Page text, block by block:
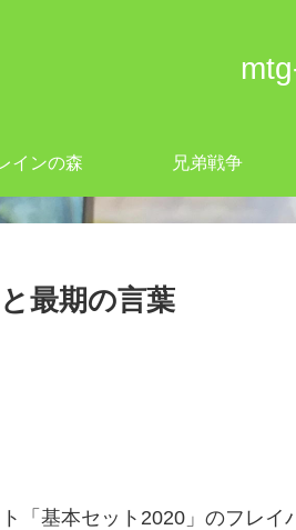
インの森 兄弟戦争
最期の言葉
「基本セット2020」のフレイ